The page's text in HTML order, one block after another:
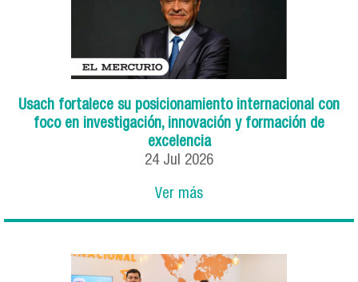
Usach fortalece su posicionamiento internacional con
foco en investigación, innovación y formación de
excelencia
24 Jul 2026
Ver más